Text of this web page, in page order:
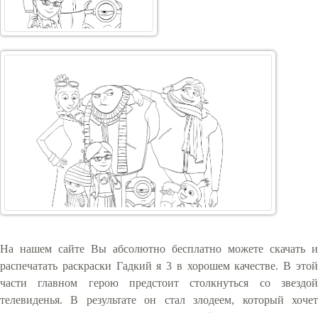
На нашем сайте Вы абсолютно бесплатно можете скачать и
распечатать раскраски Гадкий я 3 в хорошем качестве. В этой
части главном герою предстоит столкнуться со звездой
телевиденья. В результате он стал злодеем, который хочет